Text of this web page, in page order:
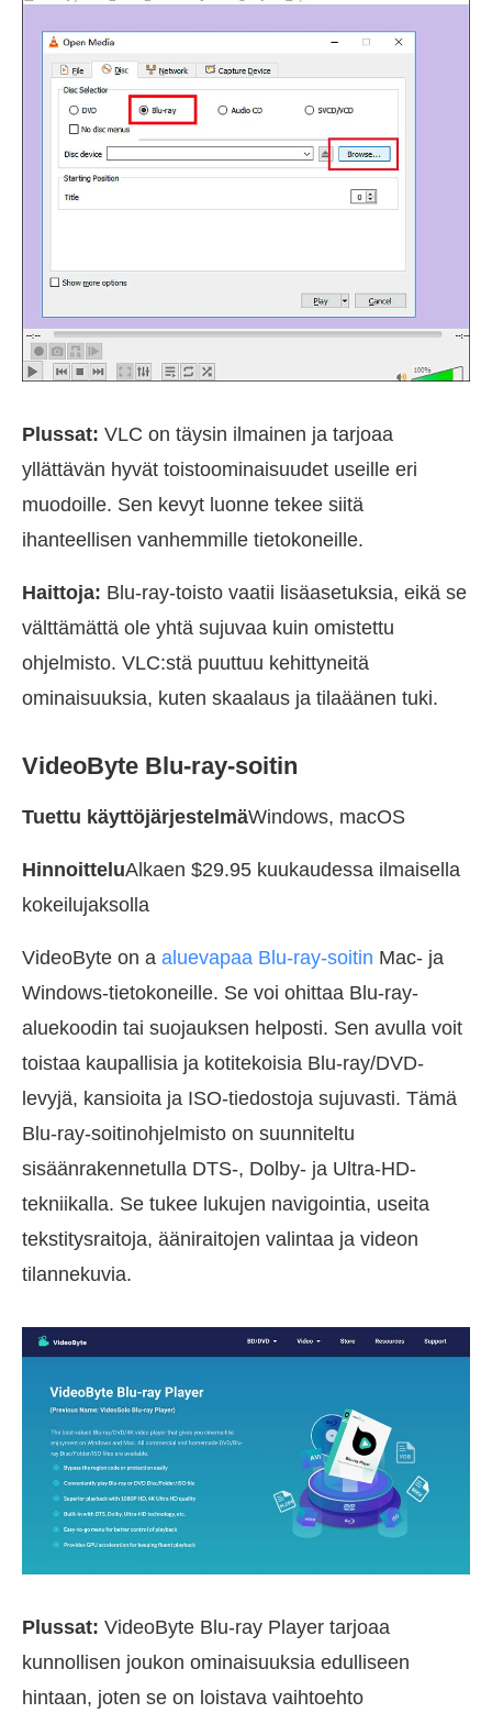
Plussat: VLC on täysin ilmainen ja tarjoaa
yllättävän hyvät toistoominaisuudet useille eri
muodoille. Sen kevyt luonne tekee siitä
ihanteellisen vanhemmille tietokoneille.
Haittoja: Blu-ray-toisto vaatii lisäasetuksia, eikä se
välttämättä ole yhtä sujuvaa kuin omistettu
ohjelmisto. VLC:stä puuttuu kehittyneitä
ominaisuuksia, kuten skaalaus ja tilaäänen tuki.
VideoByte Blu-ray-soitin
Tuettu käyttöjärjestelmäWindows, macOS
HinnoitteluAlkaen $29.95 kuukaudessa ilmaisella
kokeilujaksolla
VideoByte on a aluevapaa Blu-ray-soitin Mac- ja
Windows-tietokoneille. Se voi ohittaa Blu-ray-
aluekoodin tai suojauksen helposti. Sen avulla voit
toistaa kaupallisia ja kotitekoisia Blu-ray/DVD-
levyjä, kansioita ja ISO-tiedostoja sujuvasti. Tämä
Blu-ray-soitinohjelmisto on suunniteltu
sisäänrakennetulla DTS-, Dolby- ja Ultra-HD-
tekniikalla. Se tukee lukujen navigointia, useita
tekstitysraitoja, ääniraitojen valintaa ja videon
tilannekuvia.
Plussat: VideoByte Blu-ray Player tarjoaa
kunnollisen joukon ominaisuuksia edulliseen
hintaan, joten se on loistava vaihtoehto